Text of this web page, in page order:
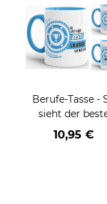
Berufe-Tasse -
sieht der
BERUF aus -
verschiedene
10,95 €